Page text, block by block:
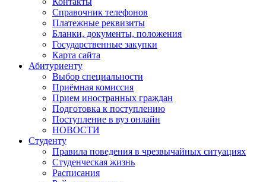
Справочник телефонов
Платежные реквизиты
Бланки, документы, положения
Государственные закупки
Карта сайта
Абитуриенту
Выбор специальности
Приёмная комиссия
Прием иностранных граждан
Подготовка к поступлению
Поступление в вуз онлайн
НОВОСТИ
Студенту
Правила поведения в чрезвычайных ситуациях
Студенческая жизнь
Расписания